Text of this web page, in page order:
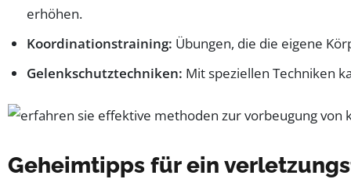
erhöhen.
Koordinationstraining: Übungen, die die eigene
Gelenkschutztechniken: Mit speziellen Techniken
Geheimtipps für ein